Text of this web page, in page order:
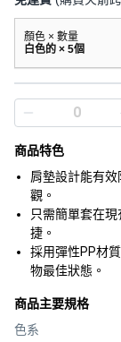
顏色 × 數量
白色的 × 5個
商品特色
肩墊設計能有
觀。
只需簡單套在
捷。
採用彈性PP材
物最佳狀態。
商品主要規格
色系